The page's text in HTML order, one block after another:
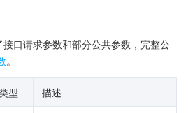
口请求参数和部分公共参数，完整公
。
型 描述